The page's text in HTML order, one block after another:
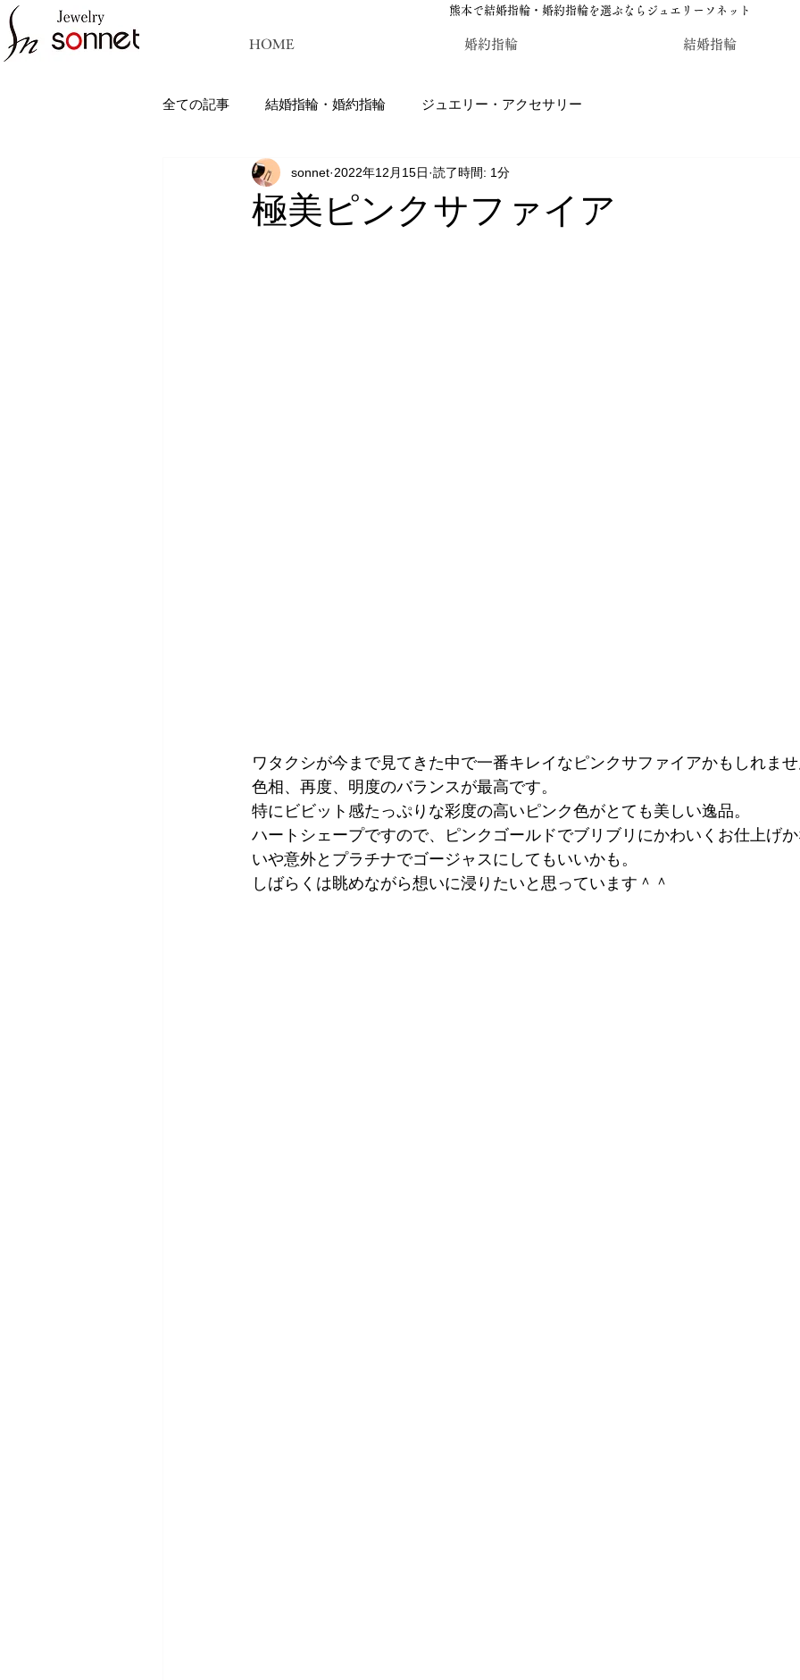
熊本で結婚指輪・婚約指輪を選ぶならジュエリーソネット
HOME 婚約指輪 結婚指輪
全ての記事 結婚指輪・婚約指輪 ジュエリー・アクセサリー
ジュエリーソネット熊本：結婚指輪・婚約指輪のジュエリーソネット熊本
極美ピンクサファイア
sonnet 2022年12月15日 読了時間: 1分
ワタクシが今まで見てきた中で一番キレイなピンクサファイアかもしれま
色相、再度、明度のバランスが最高です。
特にビビット感たっぷりな彩度の高いピンク色がとても美しい逸品。
ハートシェープですので、ピンクゴールドでブリブリにかわいくお仕上げ
いや意外とプラチナでゴージャスにしてもいいかも。
しばらくは眺めながら想いに浸りたいと思っています＾＾